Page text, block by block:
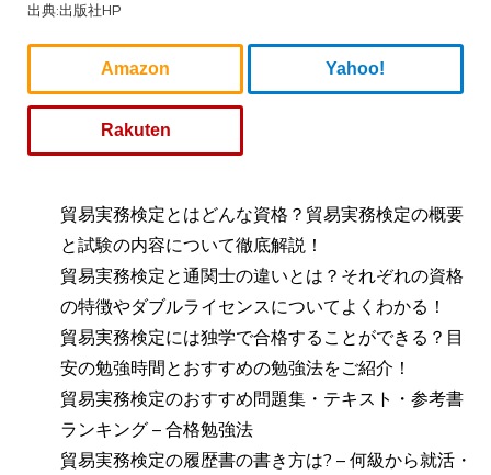
出典:出版社HP
Amazon Yahoo!
Rakuten
貿易実務検定とはどんな資格？貿易実務検定の概要
と試験の内容について徹底解説！
貿易実務検定と通関士の違いとは？それぞれの資格
の特徴やダブルライセンスについてよくわかる！
貿易実務検定には独学で合格することができる？目
安の勉強時間とおすすめの勉強法をご紹介！
貿易実務検定のおすすめ問題集・テキスト・参考書
ランキング – 合格勉強法
貿易実務検定の履歴書の書き方は? – 何級から就活・